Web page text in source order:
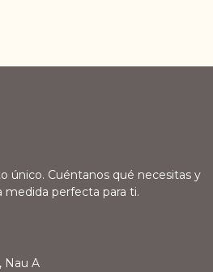
único. Cuéntanos qué necesitas y
medida perfecta para ti.
Nau A